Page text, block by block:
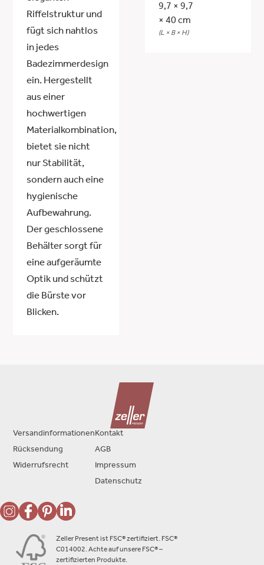
Riffelstruktur und
fügt sich nahtlos
in jedes
Badezimmerdesign
ein. Hergestellt
aus einer
hochwertigen
Materialkombination,
bietet sie nicht
nur Stabilität,
sondern auch eine
hygienische
Aufbewahrung.
Der geschlossene
Behälter sorgt für
eine aufgeräumte
Optik und schützt
die Bürste vor
Blicken.
9,7 × 9,7
× 40 cm
(L × B × H)
Zeller Present ist FSC® zertifiziert. FSC®
C014002. Achte auf unsere FSC® –
zertifizierten Produkte.
Versandinformationen
Rücksendung
Widerrufsrecht
Kontakt
AGB
Impressum
Datenschutz